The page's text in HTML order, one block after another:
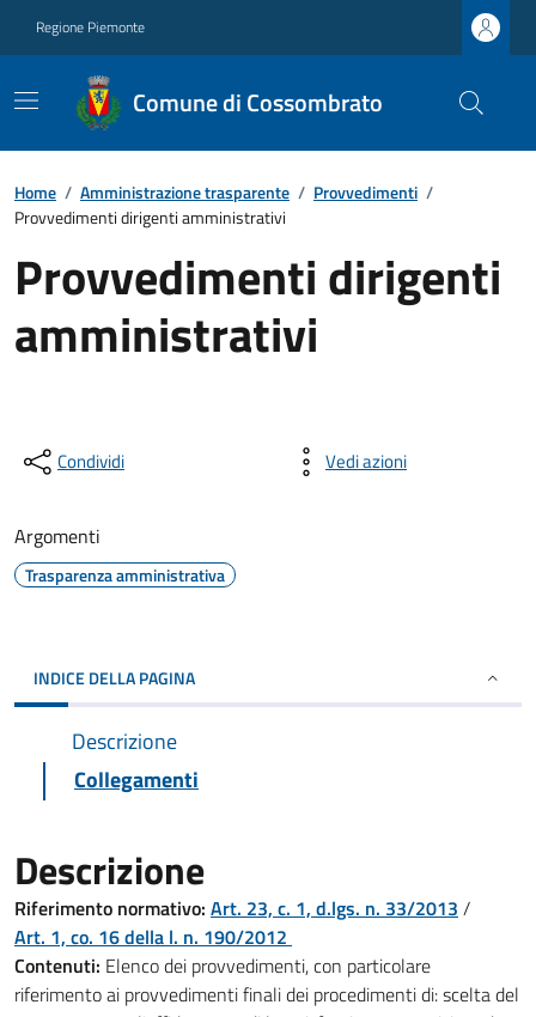
Regione Piemonte
Comune di Cossombrato
Home / Amministrazione trasparente / Provvedimenti /
Provvedimenti dirigenti amministrativi
Provvedimenti dirigenti
amministrativi
Condividi Vedi azioni
Argomenti
Trasparenza amministrativa
INDICE DELLA PAGINA
Descrizione
Collegamenti
Descrizione
Riferimento normativo: Art. 23, c. 1, d.lgs. n. 33/2013 /
Art. 1, co. 16 della l. n. 190/2012
Contenuti: Elenco dei provvedimenti, con particolare
riferimento ai provvedimenti finali dei procedimenti di: scelta del